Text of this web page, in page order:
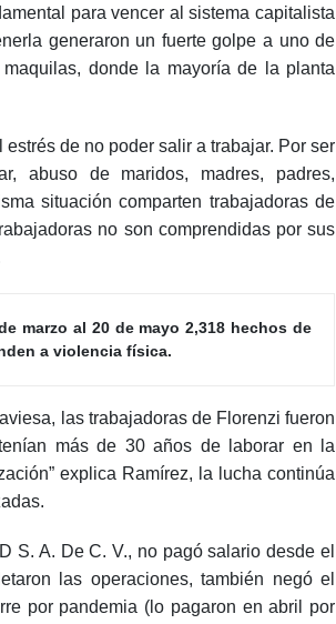
para vencer al sistema capitalista
generaron un fuerte golpe a uno de
donde la mayoría de la planta
de no poder salir a trabajar. Por ser
abuso de maridos, madres, padres,
situación comparten trabajadoras de
no son comprendidas por sus
marzo al 20 de mayo 2,318 hechos de
a violencia física.
las trabajadoras de Florenzi fueron
más de 30 años de laborar en la
explica Ramírez, la lucha continúa
S. A. De C. V., no pagó salario desde el
las operaciones, también negó el
por pandemia (lo pagaron en abril por